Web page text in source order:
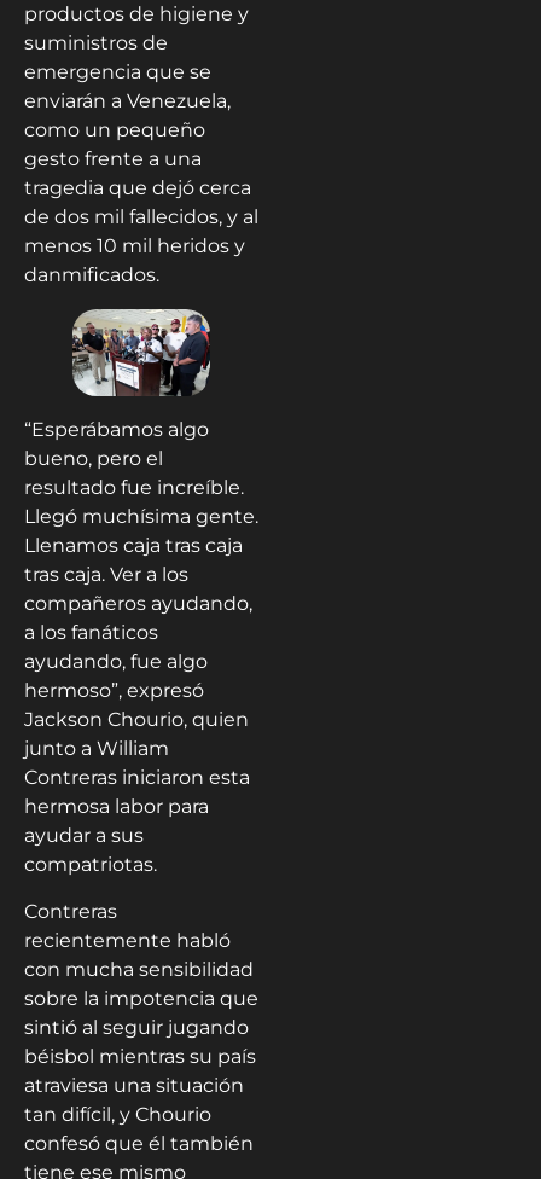
productos de higiene y
suministros de
emergencia que se
enviarán a Venezuela,
como un pequeño
gesto frente a una
tragedia que dejó cerca
de dos mil fallecidos, y al
menos 10 mil heridos y
danmificados.
“Esperábamos algo
bueno, pero el
resultado fue increíble.
Llegó muchísima gente.
Llenamos caja tras caja
tras caja. Ver a los
compañeros ayudando,
a los fanáticos
ayudando, fue algo
hermoso”, expresó
Jackson Chourio, quien
junto a William
Contreras iniciaron esta
hermosa labor para
ayudar a sus
compatriotas.
Contreras
recientemente habló
con mucha sensibilidad
sobre la impotencia que
sintió al seguir jugando
béisbol mientras su país
atraviesa una situación
tan difícil, y Chourio
confesó que él también
tiene ese mismo